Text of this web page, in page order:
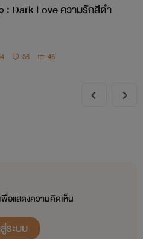
: Dark Love ความรักสีดำ
36 45
อแสดงความคิดเห็น
ระบบ